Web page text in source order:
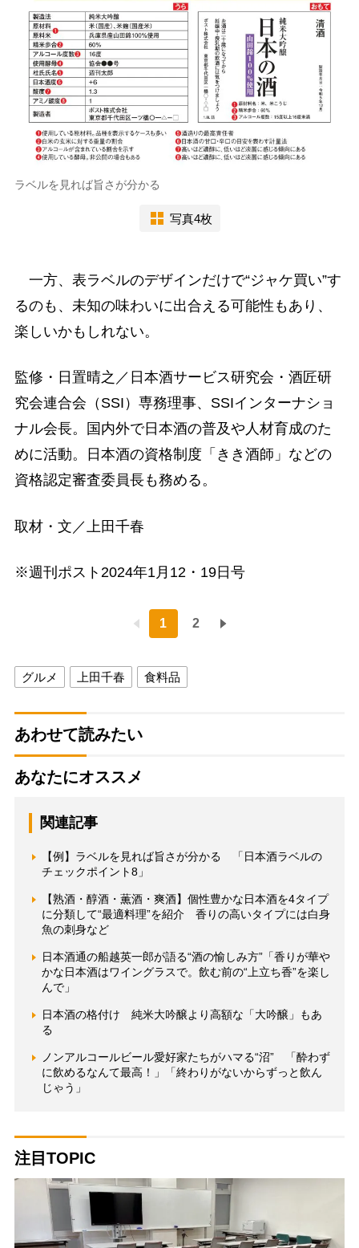
ラベルを見れば旨さが分かる
写真4枚
一方、表ラベルのデザインだけで“ジャケ買い”す
るのも、未知の味わいに出合える可能性もあり、
楽しいかもしれない。
監修・日置晴之／日本酒サービス研究会・酒匠研
究会連合会（SSI）専務理事、SSIインターナショ
ナル会長。国内外で日本酒の普及や人材育成のた
めに活動。日本酒の資格制度「きき酒師」などの
資格認定審査委員長も務める。
取材・文／上田千春
※週刊ポスト2024年1月12・19日号
1 2
グルメ 上田千春 食料品
あわせて読みたい
あなたにオススメ
関連記事
【例】ラベルを見れば旨さが分かる 「日本酒ラベルの
チェックポイント8」
【熟酒・醇酒・薫酒・爽酒】個性豊かな日本酒を4タイプ
に分類して“最適料理”を紹介 香りの高いタイプには白身
魚の刺身など
日本酒通の船越英一郎が語る“酒の愉しみ方”「香りが華や
かな日本酒はワイングラスで。飲む前の“上立ち香”を楽し
んで」
日本酒の格付け 純米大吟醸より高額な「大吟醸」もあ
る
ノンアルコールビール愛好家たちがハマる“沼” 「酔わず
に飲めるなんて最高！」「終わりがないからずっと飲ん
じゃう」
注目TOPIC